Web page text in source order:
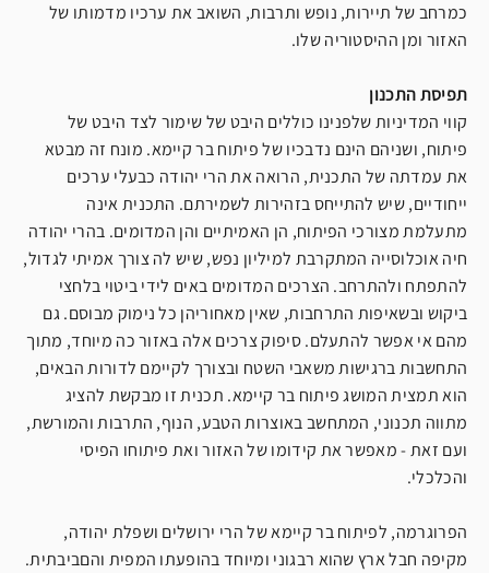
כמרחב של תיירות, נופש ותרבות, השואב את ערכיו מדמותו של
האזור ומן ההיסטוריה שלו.
תפיסת התכנון
קווי המדיניות שלפנינו כוללים היבט של שימור לצד היבט של
פיתוח, ושניהם הינם נדבכיו של פיתוח בר קיימא. מונח זה מבטא
את עמדתה של התכנית, הרואה את הרי יהודה כבעלי ערכים
ייחודיים, שיש להתייחס בזהירות לשמירתם. התכנית אינה
מתעלמת מצורכי הפיתוח, הן האמיתיים והן המדומים. בהרי יהודה
חיה אוכלוסייה המתקרבת למיליון נפש, שיש לה צורך אמיתי לגדול,
להתפתח ולהתרחב. הצרכים המדומים באים לידי ביטוי בלחצי
ביקוש ובשאיפות התרחבות, שאין מאחוריהן כל נימוק מבוסם. גם
מהם אי אפשר להתעלם. סיפוק צרכים אלה באזור כה מיוחד, מתוך
התחשבות ברגישות משאבי השטח ובצורך לקיימם לדורות הבאים,
הוא תמצית המושג פיתוח בר קיימא. תכנית זו מבקשת להציג
מתווה תכנוני, המתחשב באוצרות הטבע, הנוף, התרבות והמורשת,
ועם זאת - מאפשר את קידומו של האזור ואת פיתוחו הפיסי
והכלכלי.
הפרוגרמה, לפיתוח בר קיימא של הרי ירושלים ושפלת יהודה,
מקיפה חבל ארץ שהוא רבגוני ומיוחד בהופעתו המפית והםביבתית.